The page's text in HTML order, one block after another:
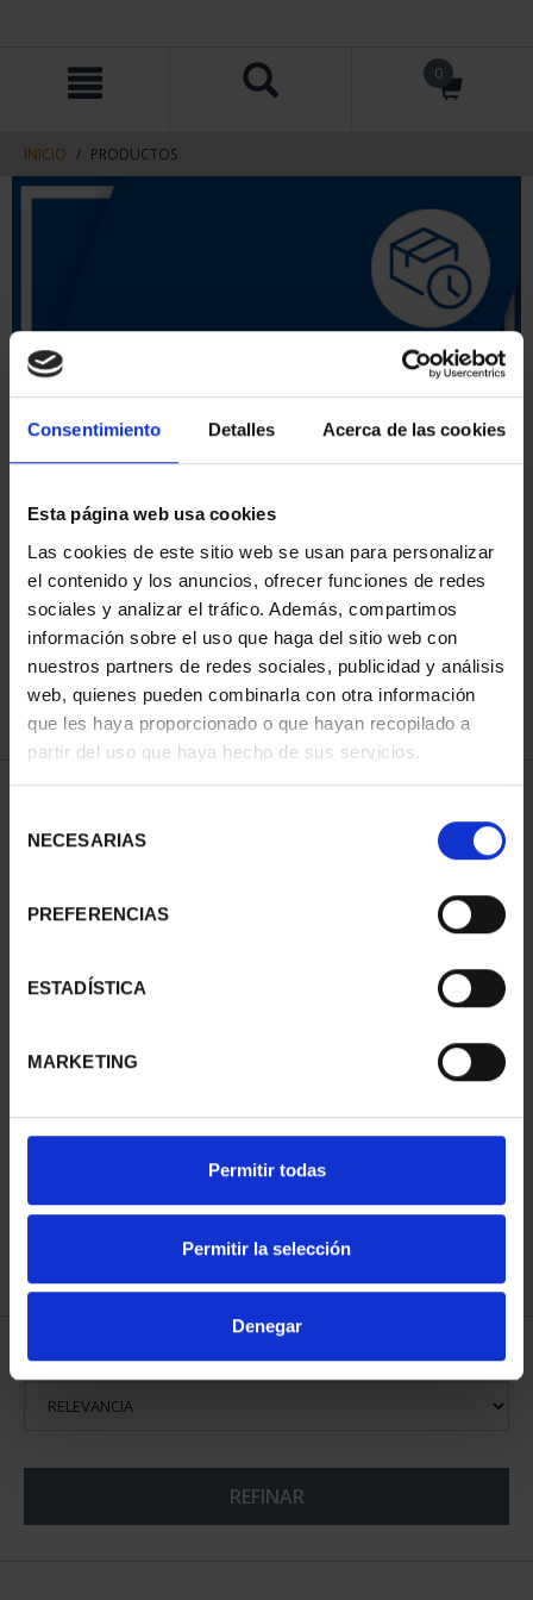
Consentimiento Detalles Acerca de las cookies
Esta página web usa cookies
Las cookies de este sitio web se usan para personalizar
el contenido y los anuncios, ofrecer funciones de redes
sociales y analizar el tráfico. Además, compartimos
información sobre el uso que haga del sitio web con
nuestros partners de redes sociales, publicidad y análisis
web, quienes pueden combinarla con otra información
que les haya proporcionado o que hayan recopilado a
partir del uso que haya hecho de sus servicios.
NECESARIAS
PREFERENCIAS
ESTADÍSTICA
MARKETING
Permitir todas
Permitir la selección
Denegar
contenido
men
de
navegacin
INICIO PRODUCTOS
ORDENAR POR:
REFINAR
1 Productos encontrados
CIUDADES PATRIMONIO
73,00 €
ORDENAR POR: